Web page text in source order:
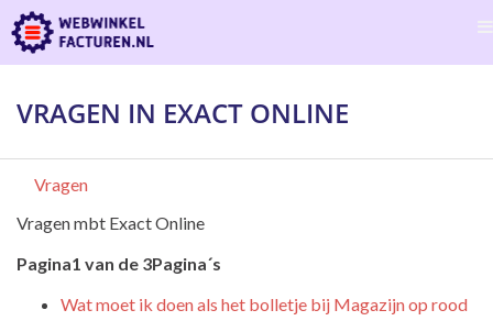
VRAGEN IN EXACT ONLINE
Vragen
Vragen mbt Exact Online
Pagina1 van de 3Pagina´s
Wat moet ik doen als het bolletje bij Magazijn op rood